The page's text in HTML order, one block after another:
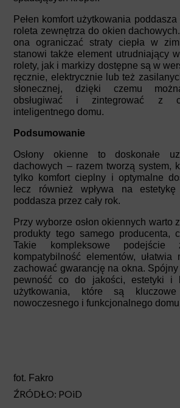
Pełen komfort użytkowania
roleta zewnętrza do okien
ona ograniczać straty ciepła w
stanowi także element utrudniający
rolety, jak i markizy dostępne są w
ręcznie, elektrycznie lub też
słonecznej, dzięki czemu
obsługiwać i zintegrować z
inteligentnego domu.
Podsumowanie
Osłony okienne to doskonałe
dachowych – razem tworzą system,
tylko komfort cieplny i optymalne
lecz również wpływa na
poddasza przez cały rok.
Przy wyborze osłon okiennych warto
produkty tego samego producenta,
Takie kompleksowe podejście
kompatybilność elementów,
zachować gwarancję na okna.
pewność co do jakości, estetyki i
użytkowania, które są
nowoczesnego i funkcjonalnego
fot. Fakro
ŹRÓDŁO: POiD